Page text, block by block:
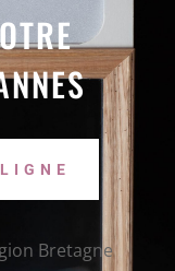
Bretagne